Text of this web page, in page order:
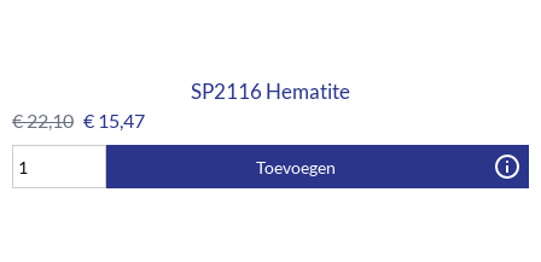
SP2116 Hematite
€22,10 € 15,47
Toevoegen